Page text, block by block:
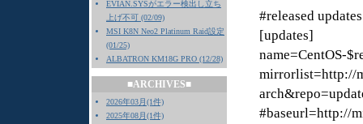
EVIAN.SYSがエラー検出し立ち
上げ不可 (02/09)
MSI K8N Neo2 Platinum Raid設定
(01/25)
ALBATRON KM18G PRO (12/28)
■ARCHIVES■
2026年03月(1件)
2025年08月(1件)
#released updates
[updates]
name=CentOS-
mirrorlist=http://
#baseurl=http://